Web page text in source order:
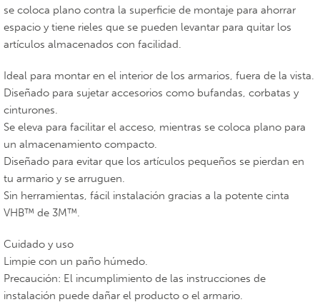
se coloca plano contra la superficie de montaje para ahorrar
espacio y tiene rieles que se pueden levantar para quitar los
artículos almacenados con facilidad.
Ideal para montar en el interior de los armarios, fuera de la vista.
Diseñado para sujetar accesorios como bufandas, corbatas y
cinturones.
Se eleva para facilitar el acceso, mientras se coloca plano para
un almacenamiento compacto.
Diseñado para evitar que los artículos pequeños se pierdan en
tu armario y se arruguen.
Sin herramientas, fácil instalación gracias a la potente cinta
VHB™ de 3M™.
Cuidado y uso
Limpie con un paño húmedo.
Precaución: El incumplimiento de las instrucciones de
instalación puede dañar el producto o el armario.